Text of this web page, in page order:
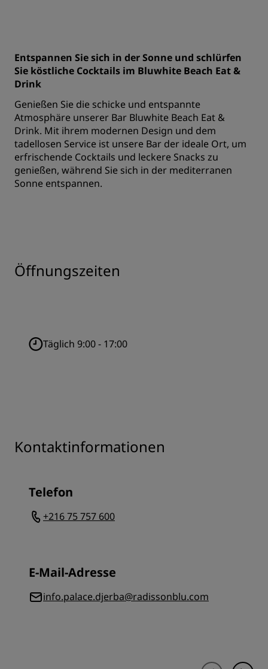
Entspannen Sie sich in der Sonne und schlürfen
Sie köstliche Cocktails im Bluwhite Beach Eat &
Drink
Genießen Sie die schicke und entspannte
Atmosphäre unserer Bar Bluwhite Beach Eat &
Drink. Mit ihrem modernen Design und dem
tadellosen Service ist unsere Bar der ideale Ort, um
erfrischende Cocktails und leckere Snacks zu
genießen, während Sie sich in der mediterranen
Sonne entspannen.
Öffnungszeiten
Täglich 9:00 - 17:00
Kontaktinformationen
Telefon
+216 75 757 600
E-Mail-Adresse
info.palace.djerba@radissonblu.com